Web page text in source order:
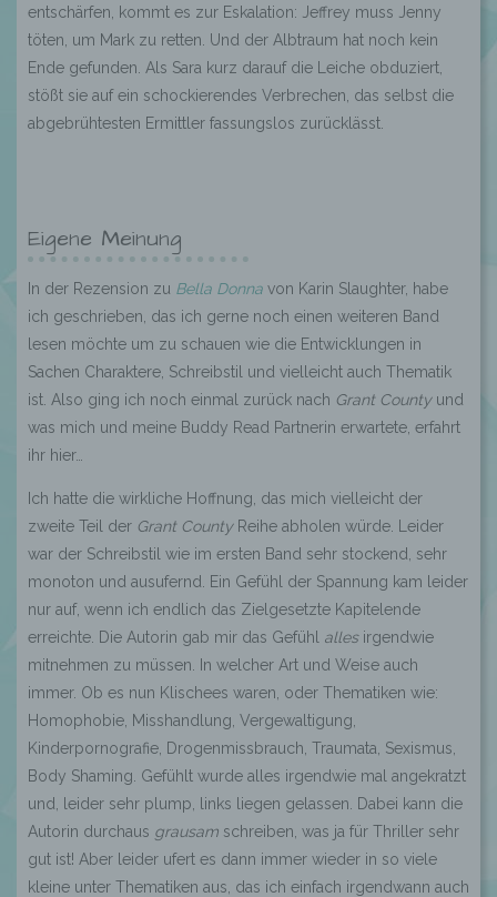
entschärfen, kommt es zur Eskalation: Jeffrey muss Jenny
töten, um Mark zu retten. Und der Albtraum hat noch kein
Ende gefunden. Als Sara kurz darauf die Leiche obduziert,
stößt sie auf ein schockierendes Verbrechen, das selbst die
abgebrühtesten Ermittler fassungslos zurücklässt.
Eigene Meinung
In der Rezension zu Bella Donna von Karin Slaughter, habe
ich geschrieben, das ich gerne noch einen weiteren Band
lesen möchte um zu schauen wie die Entwicklungen in
Sachen Charaktere, Schreibstil und vielleicht auch Thematik
ist. Also ging ich noch einmal zurück nach Grant Countyund
was mich und meine Buddy Read Partnerin erwartete, erfahrt
ihr hier…
Ich hatte die wirkliche Hoffnung, das mich vielleicht der
zweite Teil der Grant CountyReihe abholen würde. Leider
war der Schreibstil wie im ersten Band sehr stockend, sehr
monoton und ausufernd. Ein Gefühl der Spannung kam leider
nur auf, wenn ich endlich das Zielgesetzte Kapitelende
erreichte. Die Autorin gab mir das Gefühl allesirgendwie
mitnehmen zu müssen. In welcher Art und Weise auch
immer. Ob es nun Klischees waren, oder Thematiken wie:
Homophobie, Misshandlung, Vergewaltigung,
Kinderpornografie, Drogenmissbrauch, Traumata, Sexismus,
Body Shaming. Gefühlt wurde alles irgendwie mal angekratzt
und, leider sehr plump, links liegen gelassen. Dabei kann die
Autorin durchaus grausam schreiben, was ja für Thriller sehr
gut ist! Aber leider ufert es dann immer wieder in so viele
kleine unter Thematiken aus, das ich einfach irgendwann auch